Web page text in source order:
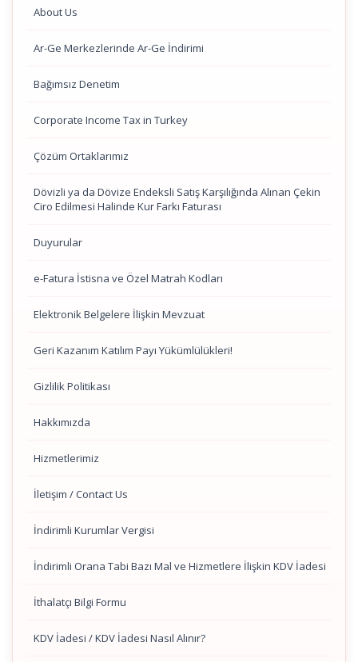
About Us
Ar-Ge Merkezlerinde Ar-Ge İndirimi
Bağımsız Denetim
Corporate Income Tax in Turkey
Çözüm Ortaklarımız
Dövizli ya da Dövize Endeksli Satış Karşılığında Alınan Çekin
Ciro Edilmesi Halinde Kur Farkı Faturası
Duyurular
e-Fatura İstisna ve Özel Matrah Kodları
Elektronik Belgelere İlişkin Mevzuat
Geri Kazanım Katılım Payı Yükümlülükleri!
Gizlilik Politikası
Hakkımızda
Hizmetlerimiz
İletişim / Contact Us
İndirimli Kurumlar Vergisi
İndirimli Orana Tabi Bazı Mal ve Hizmetlere İlişkin KDV İadesi
İthalatçı Bilgi Formu
KDV İadesi / KDV İadesi Nasıl Alınır?